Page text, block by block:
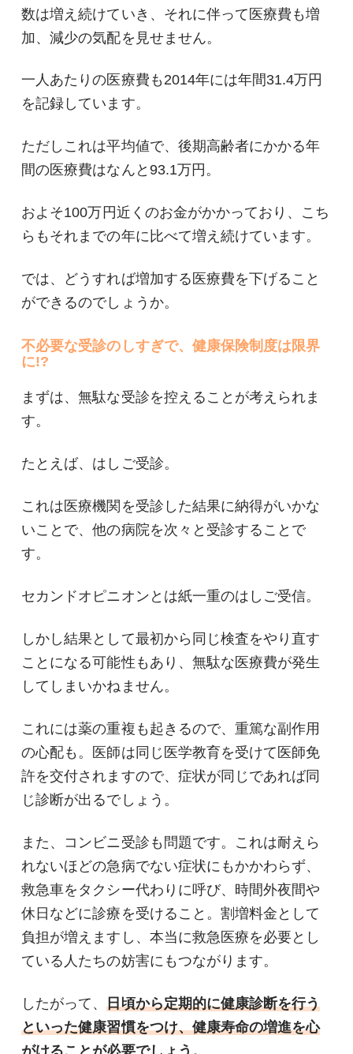
数は増え続けていき、それに伴って医療費も増
加、減少の気配を見せません。
一人あたりの医療費も2014年には年間31.4万円
を記録しています。
ただしこれは平均値で、後期高齢者にかかる年
間の医療費はなんと93.1万円。
およそ100万円近くのお金がかかっており、こち
らもそれまでの年に比べて増え続けています。
では、どうすれば増加する医療費を下げること
ができるのでしょうか。
不必要な受診のしすぎで、健康保険制度は限界
に!?
まずは、無駄な受診を控えることが考えられま
す。
たとえば、はしご受診。
これは医療機関を受診した結果に納得がいかな
いことで、他の病院を次々と受診することで
す。
セカンドオピニオンとは紙一重のはしご受信。
しかし結果として最初から同じ検査をやり直す
ことになる可能性もあり、無駄な医療費が発生
してしまいかねません。
これには薬の重複も起きるので、重篤な副作用
の心配も。医師は同じ医学教育を受けて医師免
許を交付されますので、症状が同じであれば同
じ診断が出るでしょう。
また、コンビニ受診も問題です。これは耐えら
れないほどの急病でない症状にもかかわらず、
救急車をタクシー代わりに呼び、時間外夜間や
休日などに診療を受けること。割増料金として
負担が増えますし、本当に救急医療を必要とし
ている人たちの妨害にもつながります。
したがって、日頃から定期的に健康診断を行う
といった健康習慣をつけ、健康寿命の増進を心
がけることが必要でしょう。